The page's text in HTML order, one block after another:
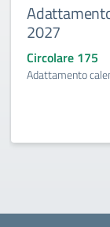
2027
Circolare 175
Adattamento